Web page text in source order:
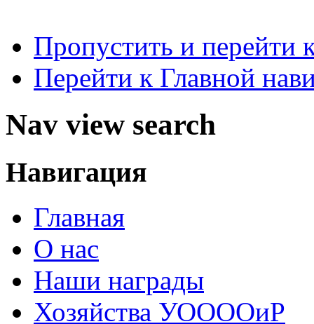
Пропустить и перейти
Перейти к Главной
Nav view search
Навигация
Главная
О нас
Наши награды
Хозяйства УООООиР